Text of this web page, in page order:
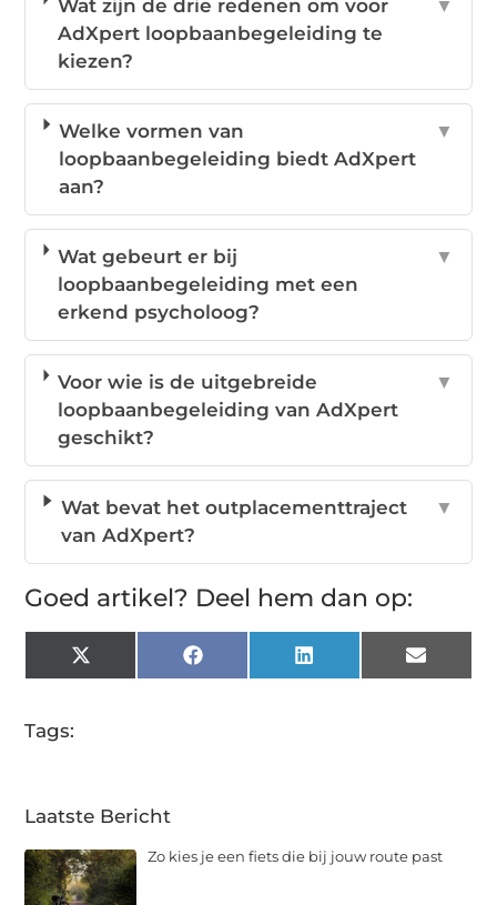
Wat zijn de drie redenen om voor
AdXpert loopbaanbegeleiding te
kiezen?
▼
Welke vormen van
loopbaanbegeleiding biedt AdXpert
aan?
▼
Wat gebeurt er bij
loopbaanbegeleiding met een
erkend psycholoog?
▼
Voor wie is de uitgebreide
loopbaanbegeleiding van AdXpert
geschikt?
▼
Wat bevat het outplacementtraject
van AdXpert?
▼
Goed artikel? Deel hem dan op:
X
(Twitter)
Facebook LinkedIn Email
Tags:
Laatste Bericht
Zo kies je een fiets die bij jouw route past